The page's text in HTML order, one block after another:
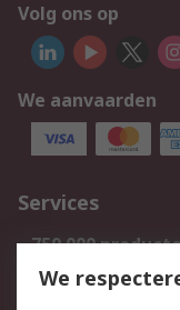
Volg ons op
We aanvaarden
Services
750.000
Bestellen
We